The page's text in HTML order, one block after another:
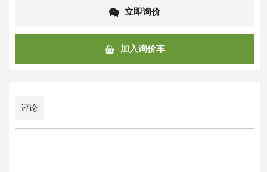
立即询价
加入询价车
评论